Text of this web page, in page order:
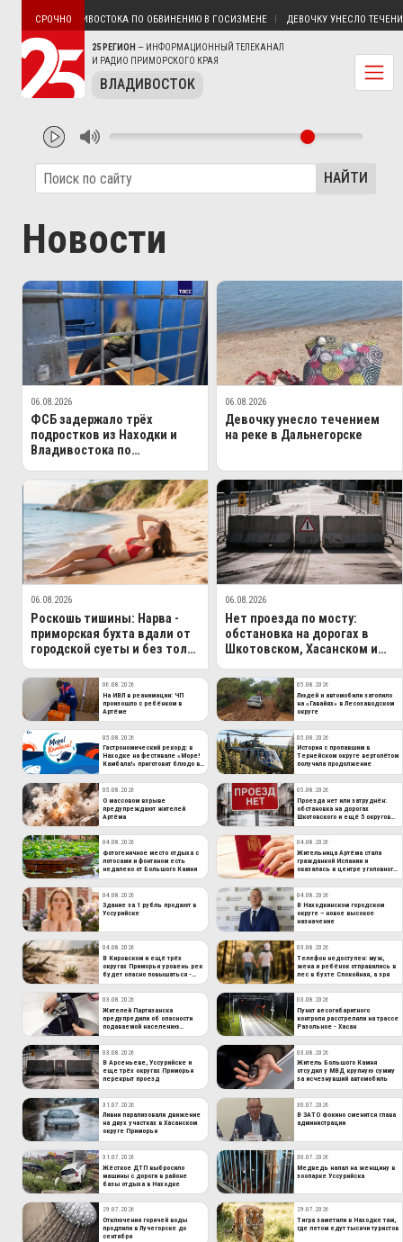
25 РЕГИОН — ИНФОРМАЦИОННЫЙ ТЕЛЕКАНАЛ
И РАДИО ПРИМОРСКОГО КРАЯ
ВЛАДИВОСТОК
СРОЧНО
И ВЛАДИВОСТОКА ПО ОБВИНЕНИЮ В ГОСИЗМЕНЕ ДЕВОЧКУ УНЕСЛО
НАЙТИ
Новости
06.08.2026
ФСБ задержало трёх
подростков из Находки и
Владивостока по
06.08.2026
Девочку унесло течением
на реке в Дальнегорске
06.08.2026
Роскошь тишины: Нарва -
приморская бухта вдали от
городской суеты и без толп
06.08.2026
Нет проезда по мосту:
обстановка на дорогах в
Шкотовском, Хасанском и
06.08.2026
На ИВЛ в реанимации: ЧП
произошло с ребёнком в
Артёме
05.08.2026
Людей и автомобили затопило
на «Гавайях» в Лесозаводском
округе
05.08.2026
Гастрономический рекорд: в
Находке на фестивале «Море!
Камбала!» приготовят блюдо в
05.08.2026
История с пропавшим в
Тернейском округе вертолётом
получила продолжение
05.08.2026
О массовом взрыве
предупреждают жителей
Артёма
05.08.2026
Проезда нет или затруднён:
обстановка на дорогах
Шкотовского и ещё 5 округов
04.08.2026
Фотогеничное место отдыха с
лотосами и фонтаном есть
недалеко от Большого Камня
04.08.2026
Жительница Артёма стала
гражданкой Испании и
оказалась в центре уголовного
дела
04.08.2026
Здание за 1 рубль продают в
Уссурийске
04.08.2026
В Находкинском городском
округе – новое высокое
назначение
04.08.2026
В Кировском и ещё трёх
округах Приморья уровень рек
будет опасно повышаться -
03.08.2026
Телефон недоступен: муж,
жена и ребёнок отправились в
лес в бухте Спокойная, а зря
03.08.2026
Жителей Партизанска
предупредили об опасности
подаваемой населению
питьевой воды
03.08.2026
Пункт весогабаритного
контроля расстреляли на трассе
Разольное - Хасан
03.08.2026
В Арсеньеве, Уссурийске и
еще трёх округах Приморья
перекрыт проезд
03.08.2026
Житель Большого Камня
отсудил у МВД крупную сумму
за исчезнувший автомобиль
31.07.2026
Ливни парализовали движение
на двух участках в Хасанском
округе Приморья
30.07.2026
В ЗАТО Фокино сменится глава
администрации
31.07.2026
Жёсткое ДТП выбросило
машины с дороги в районе
базы отдыха в Находке
30.07.2026
Медведь напал на женщину в
зоопарке Уссурийска
29.07.2026
Отключения горячей воды
продлили в Лучегорске до
сентября
29.07.2026
Тигра заметили в Находке там,
где летом едут тысячи туристов